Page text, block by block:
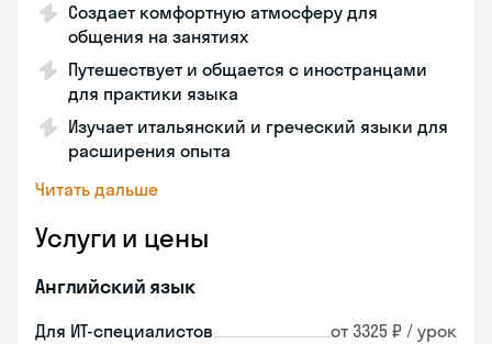
Создает комфортную атмосферу для
общения на занятиях
Путешествует и общается с иностранцами
для практики языка
Изучает итальянский и греческий языки для
расширения опыта
Читать дальше
Услуги и цены
Английский язык
Для ИТ-специалистов от 3325 ₽ / урок